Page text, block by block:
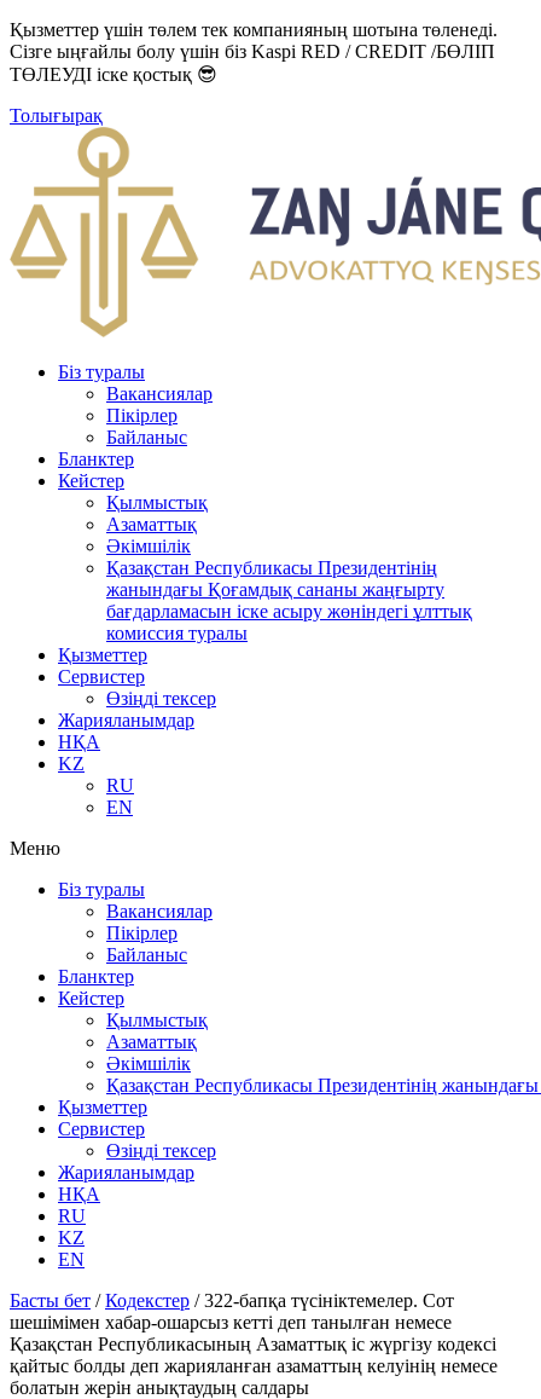
Қызметтер үшін төлем тек компанияның шотына төленеді.
Сізге ыңғайлы болу үшін біз Kaspi RED / CREDIT /БӨЛІП
ТӨЛЕУДІ іске қостық 😎
Толығырақ
Біз туралы
Вакансиялар
Пікірлер
Байланыс
Бланктер
Кейстер
Қылмыстық
Азаматтық
Әкімшілік
Қазақстан Республикасы Президентінің
жанындағы Қоғамдық сананы жаңғырту
бағдарламасын іске асыру жөніндегі ұлттық
комиссия туралы
Қызметтер
Сервистер
Өзіңді тексер
Жарияланымдар
НҚА
KZ
RU
EN
Меню
Біз туралы
Вакансиялар
Пікірлер
Байланыс
Бланктер
Кейстер
Қылмыстық
Азаматтық
Әкімшілік
Қазақстан Республикасы Президентінің
Қызметтер
Сервистер
Өзіңді тексер
Жарияланымдар
НҚА
RU
KZ
EN
Басты бет /Кодекстер /322-бапқа түсініктемелер. Сот
шешімімен хабар-ошарсыз кетті деп танылған немесе
Қазақстан Республикасының Азаматтық іс жүргізу кодексі
қайтыс болды деп жарияланған азаматтың келуінің немесе
болатын жерін анықтаудың салдары